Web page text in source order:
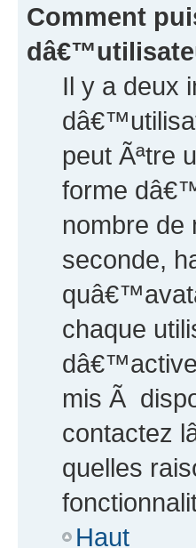
Comment
Il y a deux
peut Ãªtre
forme
nombre de
seconde,
chaque
mis Ã
contactez
quelles
Haut